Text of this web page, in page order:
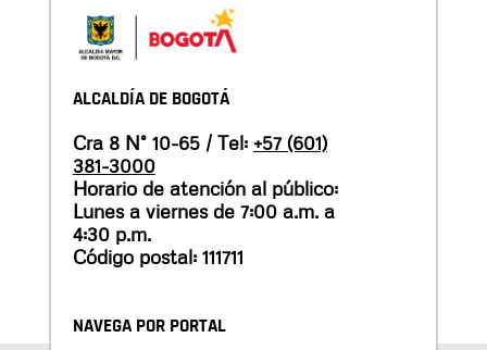
ALCALDÍA DE BOGOTÁ
Cra 8 N° 10-65 / Tel: +57 (601)
381-3000
Horario de atención al público:
Lunes a viernes de 7:00 a.m. a
4:30 p.m.
Código postal: 111711
NAVEGA POR PORTAL